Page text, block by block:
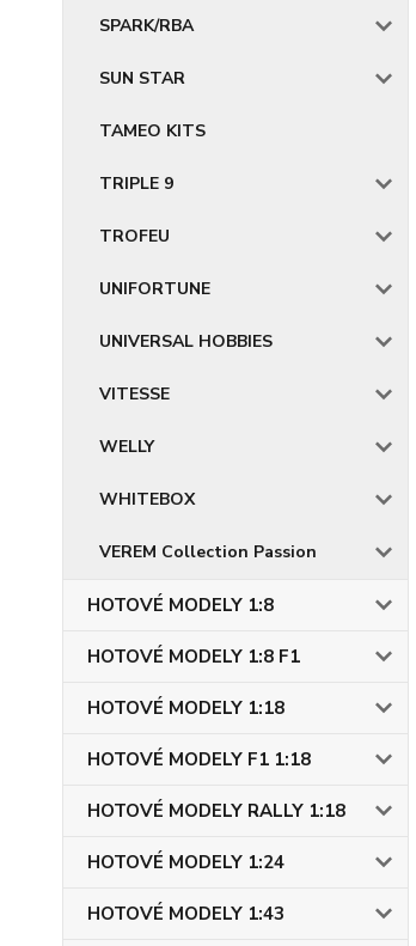
SPARK/RBA
SUN STAR
TAMEO KITS
TRIPLE 9
TROFEU
UNIFORTUNE
UNIVERSAL HOBBIES
VITESSE
WELLY
WHITEBOX
VEREM Collection Passion
HOTOVÉ MODELY 1:8
HOTOVÉ MODELY 1:8 F1
HOTOVÉ MODELY 1:18
HOTOVÉ MODELY F1 1:18
HOTOVÉ MODELY RALLY 1:18
HOTOVÉ MODELY 1:24
HOTOVÉ MODELY 1:43